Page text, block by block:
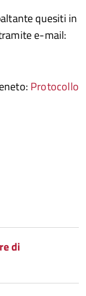
quesiti in
e-mail:
Protocollo
di